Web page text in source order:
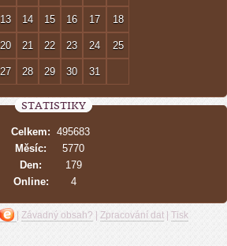
13 14 15 16 17 18
20 21 22 23 24 25
27 28 29 30 31
STATISTIKY
Online: 4
Celkem: 495683
Měsíc:
5770
Den:
179
Závadný obsah? Zpracování dat| Tisk